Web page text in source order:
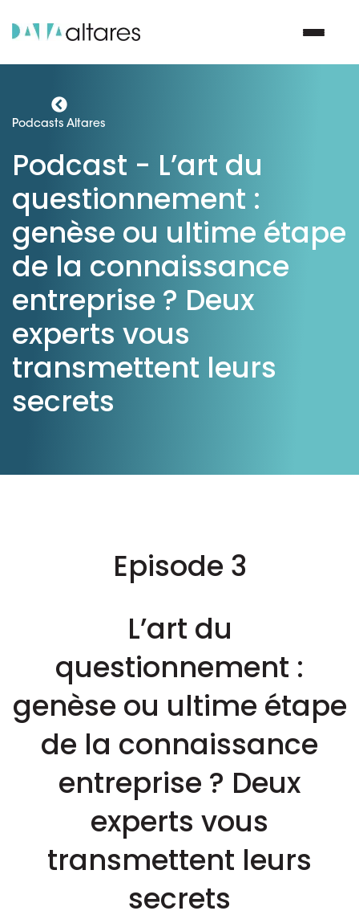
Vos enjeux
Nos solutions
Nos data
Notre groupe
Nos partenaires
Podcasts Altares
Podcast - L’art du
questionnement :
genèse ou ultime étape
de la connaissance
entreprise ? Deux
experts vous
transmettent leurs
secrets
Episode 3
L’art du
questionnement :
genèse ou ultime étape
de la connaissance
entreprise ? Deux
experts vous
transmettent leurs
secrets